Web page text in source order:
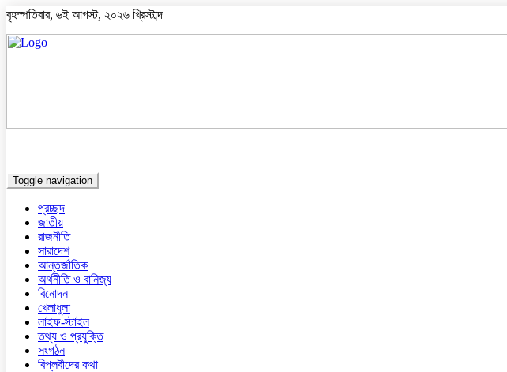
বৃহস্পতিবার, ৬ই আগস্ট, ২০২৬ খ্রিস্টাব্দ
Toggle navigation
প্রচ্ছদ
জাতীয়
রাজনীতি
সারাদেশ
আন্তর্জাতিক
অর্থনীতি ও বানিজ্য
বিনোদন
খেলাধুলা
লাইফ-স্টাইল
তথ্য ও প্রযুক্তি
সংগঠন
বিপ্লবীদের কথা